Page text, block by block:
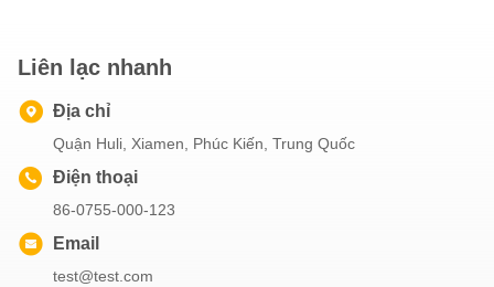
Liên lạc nhanh
Địa chỉ
Quận Huli, Xiamen, Phúc Kiến, Trung Quốc
Điện thoại
86-0755-000-123
Email
test@test.com